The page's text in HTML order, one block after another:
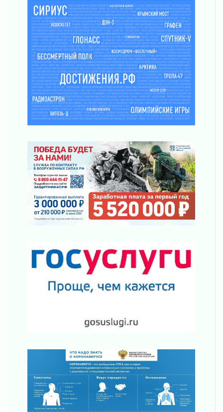
03 августа 2026
За сутки в Ленинградской области
ликвидировали 10 пожаров
03 августа 2026
Клюква наливается, но в корзинку пока не
просится
03 августа 2026
Строительные компании Ленобласти
подняли зарплаты почти на 40% за год
03 августа 2026
Шесть новых жизней в честь дня рождения
03 августа 2026
Уроки безопасности для детей и взрослых
03 августа 2026
Ленобласть отмечает День Воздушно-
десантных войск
02 августа 2026
«Активное лето»
02 августа 2026
регионом и страной
02 августа 2026
Ладога — не пруд
02 августа 2026
ПСК через Гослуслуги напомнит жителям
районе Ленобласти
Жителям Ленобласти напомнили, как
действовать при укусе клеща
02 августа 2026
В Ивангороде назвали новых почетных